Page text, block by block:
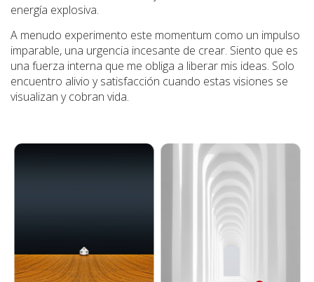
energía explosiva.
A menudo experimento este momentum como un impulso
imparable, una urgencia incesante de crear. Siento que es
una fuerza interna que me obliga a liberar mis ideas. Solo
encuentro alivio y satisfacción cuando estas visiones se
visualizan y cobran vida.